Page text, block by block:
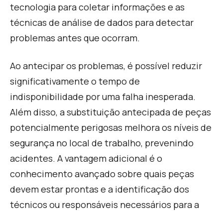
tecnologia para coletar informações e as
técnicas de análise de dados para detectar
problemas antes que ocorram.
Ao antecipar os problemas, é possível reduzir
significativamente o tempo de
indisponibilidade por uma falha inesperada.
Além disso, a substituição antecipada de peças
potencialmente perigosas melhora os níveis de
segurança no local de trabalho, prevenindo
acidentes. A vantagem adicional é o
conhecimento avançado sobre quais peças
devem estar prontas e a identificação dos
técnicos ou responsáveis necessários para a